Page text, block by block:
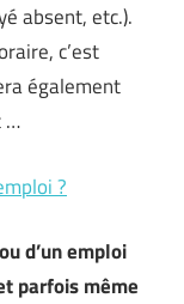
absent, etc.).
c’est
également
…
?
d’un emploi
parfois même